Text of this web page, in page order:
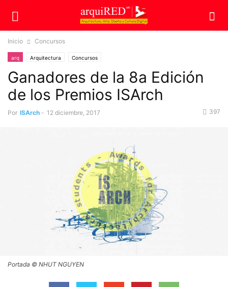
Inicio Concursos
arq Arquitectura Concursos
Ganadores de la 8a Edición
de los Premios ISArch
Por ISArch - 12 diciembre, 2017 397
Portada © NHUT NGUYEN